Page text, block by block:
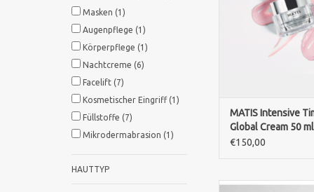
Masken (1)
Augenpflege (1)
Körperpflege (1)
Nachtcreme (6)
Facelift (7)
Kosmetischer Eingriff (1)
Füllstoffe (7)
Mikrodermabrasion (1)
HAUTTYP
Niacinamid und
mildert sichtbar
Pigmentflecken
Festigkeit,
MATIS Intensive
Global Cream 50 ml
€150,00
Fusion Meso Ceramid